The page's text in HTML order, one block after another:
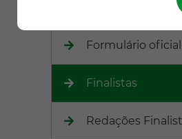
Critério de
Formulário oficial
Finalistas
Redações